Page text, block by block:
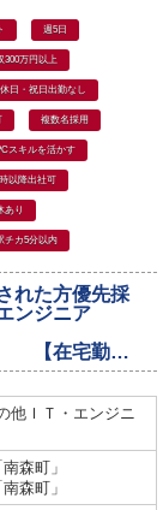
週5日
300万円以上
休日・祝日出勤なし
複数名採用
スキルを活かす
以降出社可
あり
チカ5分以内
れた方優先採
ムエンジニア
…
他ＩＴ・エンジニ
南森町」
南森町」